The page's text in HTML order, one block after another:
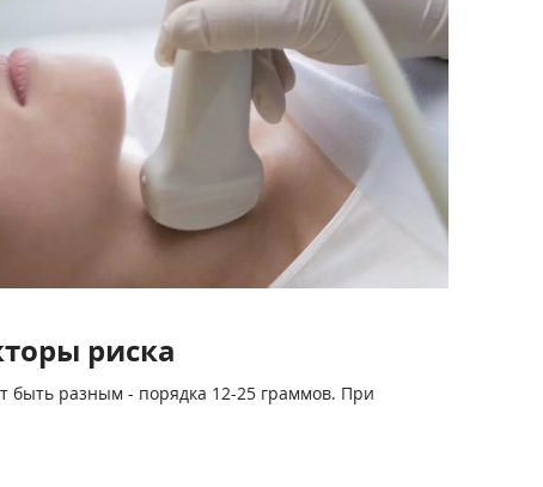
риска
быть разным - порядка 12-25 граммов. При